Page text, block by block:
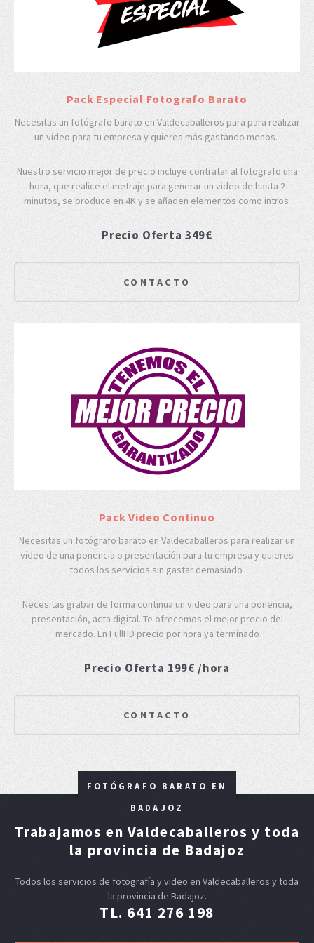
Pack Especial Fotografo Barato
Necesitas un fotógrafo barato en Valdecaballeros para para realizar
un video para tu empresa y quieres más gastando menos.
Nuestro servicio mejor de precio incluye contratar al fotografo una
hora, que realice el metraje para generar un video de hasta 2
minutos, se produce en 4K y se añaden elementos como intros
Precio Oferta 349€
CONTACTO
Pack Video Continuo
Necesitas un fotógrafo barato en Valdecaballeros para realizar un
video de una ponencia o presentación para tu empresa y quieres
todos los servicios sin gastar demasiado
Necesitas grabar de forma continua un video para una ponencia,
presentación, acta digital. Te ofrecemos el mejor precio del
mercado. En FullHD precio por hora ya terminado
Precio Oferta 199€ /hora
CONTACTO
FOTÓGRAFO BARATO EN
BADAJOZ
Trabajamos en Valdecaballeros y toda
la provincia de Badajoz
Todos los servicios de fotografía y video en Valdecaballeros y toda
la provincia de Badajoz.
TL. 641 276 198